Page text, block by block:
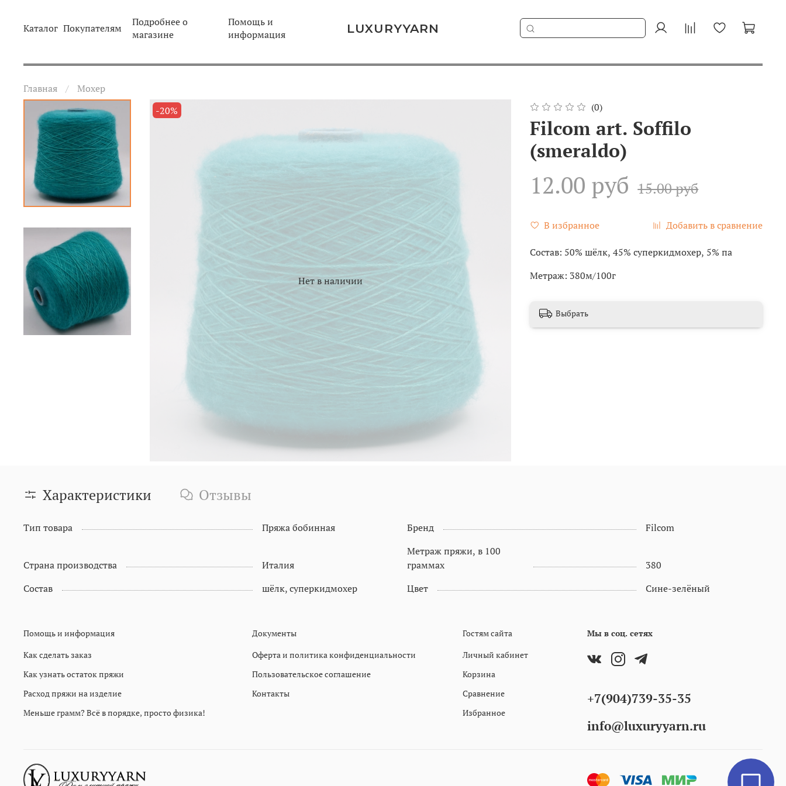
LUXURYYARN
Каталог Покупателям
Подробнее о
магазине
Помощь и
информация
Главная Мохер
Нет в наличии
-20% (0)
Filcom art. Soffilo
(smeraldo)
12.00 руб 15.00 руб
В избранное Добавить в сравнение
Состав: 50% шёлк, 45% суперкидмохер, 5% па
Метраж: 380м/100г
Выбрать
Характеристики Отзывы
Тип товара Пряжа бобинная Бренд Filcom
Страна производства Италия
Метраж пряжи, в 100
граммах
380
Состав
шёлк, суперкидмохер Цвет Сине-зелёный
Помощь и информация
Как сделать заказ
Как узнать остаток пряжи
Расход пряжи на изделие
Меньше грамм? Всё в порядке, просто физика!
Документы
Оферта и политика конфиденциальности
Пользовательское соглашение
Контакты
Гостям сайта
Личный кабинет
Корзина
Сравнение
Избранное
Мы в соц. сетях
+7(904)739-35-35
info@luxuryyarn.ru